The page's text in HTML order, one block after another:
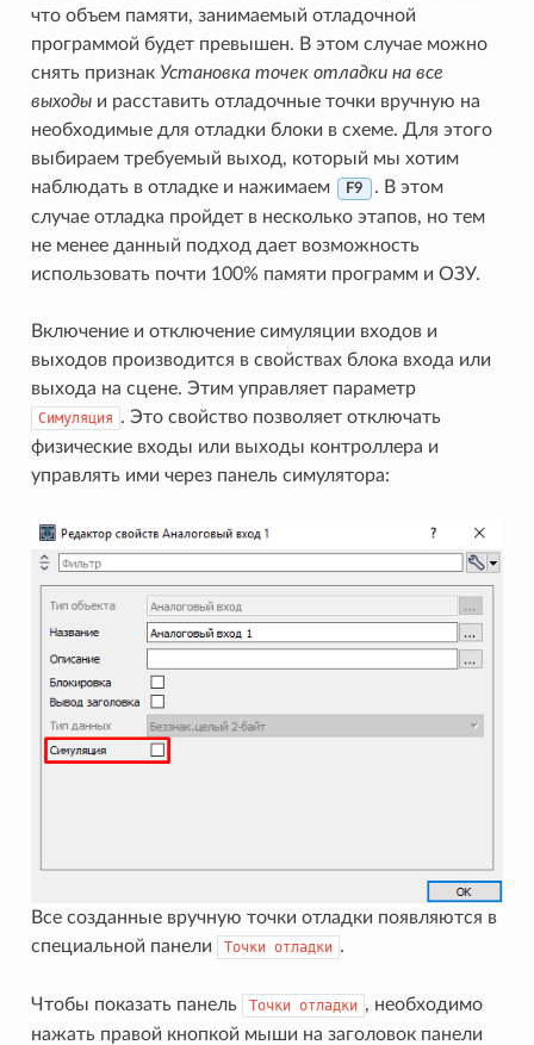
что объем памяти, занимаемый отладочной
программой будет превышен. В этом случае можно
снять признак Установка точек отладки на все
выходыи расставить отладочные точки вручную на
необходимые для отладки блоки в схеме. Для этого
выбираем требуемый выход, который мы хотим
наблюдать в отладке и нажимаем
F9
. В этом
случае отладка пройдет в несколько этапов, но тем
не менее данный подход дает возможность
использовать почти 100% памяти программ и ОЗУ.
Включение и отключение симуляции входов и
выходов производится в свойствах блока входа или
выхода на сцене. Этим управляет параметр
Симуляция . Это свойство позволяет отключать
физические входы или выходы контроллера и
управлять ими через панель симулятора:
Все созданные вручную точки отладки появляются в
специальной панели
Точки отладки .
Чтобы показать панель Точки отладки , необходимо
нажать правой кнопкой мыши на заголовок панели